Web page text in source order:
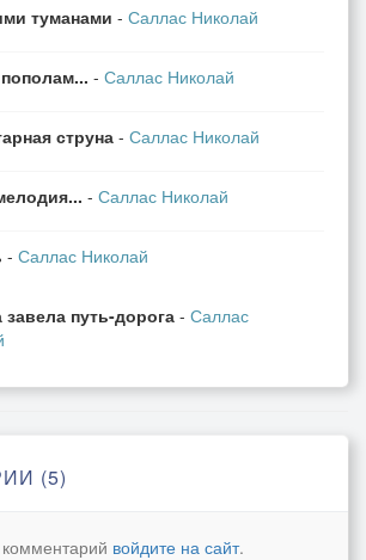
спрятаны,
лежат.
друзьями пернатыми
сосватаны...
нестерпимее)
жалком унынии.
инеем,
об имени,
туманами - Саллас Николай
- Саллас Николай
струна - Саллас Николай
- Саллас Николай
- Саллас Николай
завела путь-дорога - Саллас
(5)
войдите на сайт.